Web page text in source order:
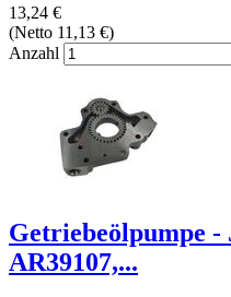
13,24 €
(Netto 11,13 €)
Anzahl
Getriebeölpumpe -
AR39107,...